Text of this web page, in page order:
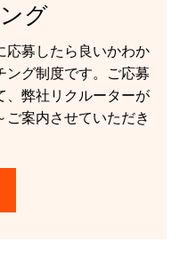
グ
応募したら良いかわか
ング制度です。ご応募
、弊社リクルーターが
案内させていただき